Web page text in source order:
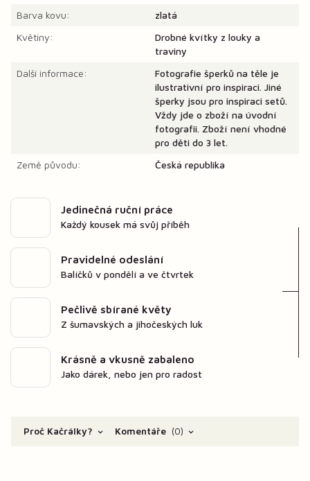
Barva kovu:
zlatá
Květiny:
Drobné kvítky z louky a
traviny
Další informace:
Fotografie šperků na těle je
ilustrativní pro inspiraci. Jiné
šperky jsou pro inspiraci setů.
Vždy jde o zboží na úvodní
fotografii. Zboží není vhodné
pro děti do 3 let.
Země původu:
Česká republika
Jedinečná ruční práce
Každý kousek má svůj příběh
Pravidelné odeslání
Balíčků v pondělí a ve čtvrtek
Pečlivě sbírané květy
Z šumavských a jihočeských luk
Krásně a vkusně zabaleno
Jako dárek, nebo jen pro radost
Proč Kačrálky? Komentáře 0